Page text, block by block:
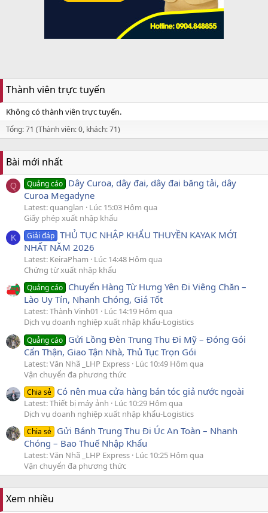
Thành viên trực tuyến
Không có thành viên trực tuyến.
Tổng: 71 (Thành viên: 0, khách: 71)
Bài mới nhất
Q Quảng cáo Dây Curoa, dây đai, dây đai băng tải, dây
Curoa Megadyne
Latest: quanglan
Lúc 15:03 Hôm qua
Giấy phép xuất nhập khẩu
K Giải đáp THỦ TỤC NHẬP KHẨU THUYỀN KAYAK MỚI
NHẤT NĂM 2026
Latest: KeiraPham
Lúc 14:48 Hôm qua
Chứng từ xuất nhập khẩu
Quảng cáo Chuyển Hàng Từ Hưng Yên Đi Viêng Chăn –
Lào Uy Tín, Nhanh Chóng, Giá Tốt
Latest: Thành Vinh01
Lúc 14:19 Hôm qua
Dịch vụ doanh nghiệp xuất nhập khẩu-Logistics
Quảng cáo Gửi Lồng Đèn Trung Thu Đi Mỹ – Đóng Gói
Cẩn Thận, Giao Tận Nhà, Thủ Tục Trọn Gói
Latest: Văn Nhã _LHP Express Lúc 10:49 Hôm qua
Vận chuyển đa phương thức
Chia sẻ Có nên mua cửa hàng bán tóc giả nước ngoài
Latest: Thiết bị máy ảnh
Lúc 10:29 Hôm qua
Dịch vụ doanh nghiệp xuất nhập khẩu-Logistics
Chia sẻ Gửi Bánh Trung Thu Đi Úc An Toàn – Nhanh
Chóng – Bao Thuế Nhập Khẩu
Latest: Văn Nhã _LHP Express Lúc 10:25 Hôm qua
Vận chuyển đa phương thức
Xem nhiều